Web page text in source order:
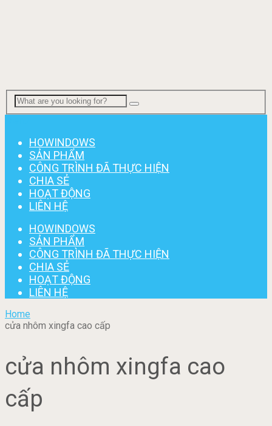
HOWINDOWS
SẢN PHẨM
CÔNG TRÌNH ĐÃ THỰC HIỆN
CHIA SẺ
HOẠT ĐỘNG
LIÊN HỆ
HOWINDOWS
SẢN PHẨM
CÔNG TRÌNH ĐÃ THỰC HIỆN
CHIA SẺ
HOẠT ĐỘNG
LIÊN HỆ
Home
cửa nhôm xingfa cao cấp
cửa nhôm xingfa cao
cấp